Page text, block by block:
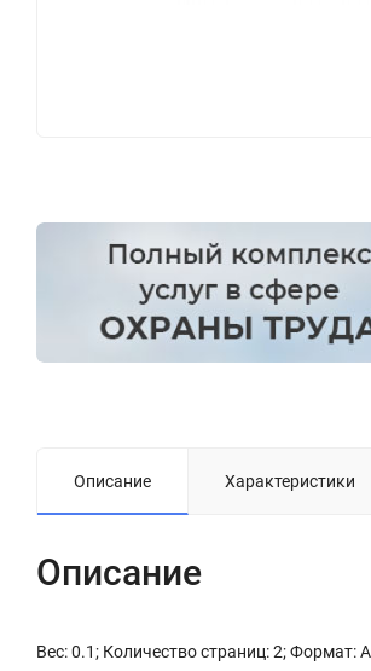
Описание Характеристики
Описание
Вес: 0.1; Количество страниц: 2; Формат: